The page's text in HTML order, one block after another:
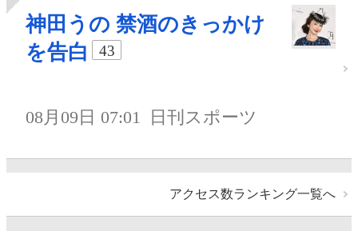
神田うの 禁酒のきっかけ
を告白
43
08月09日 07:01 日刊スポーツ
アクセス数ランキング一覧へ